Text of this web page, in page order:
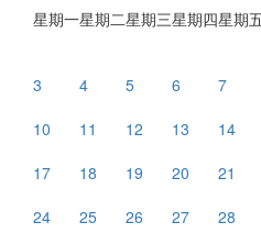
星期一星期二星期三星期四星期
3
4 5 6 7
10
11 12 13 14
17
18 19 20 21
24
25 26 27 28